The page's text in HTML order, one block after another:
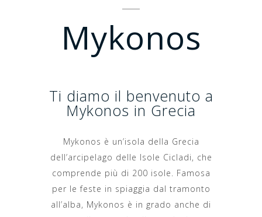
Mykonos
Ti diamo il benvenuto a
Mykonos in Grecia
Mykonos è un’isola della Grecia
dell’arcipelago delle Isole Cicladi, che
comprende più di 200 isole. Famosa
per le feste in spiaggia dal tramonto
all’alba, Mykonos è in grado anche di